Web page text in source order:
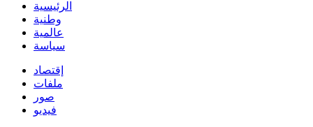
الرئيسية
وطنية
عالمية
سياسة
إقتصاد
ملفات
صور
فيديو